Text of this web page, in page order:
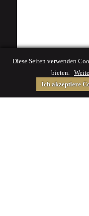
Diese Seiten verwenden
bieten.
Ich akzeptiere